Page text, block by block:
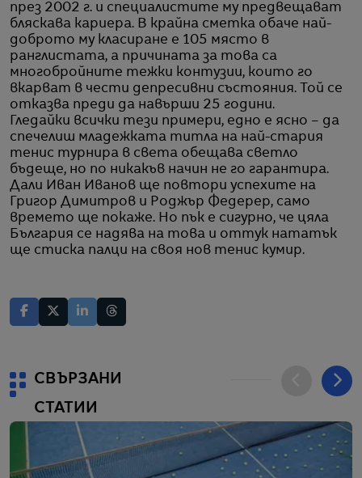
през 2002 г. и специалистите му предвещават
бляскава кариера. В крайна сметка обаче най-
доброто му класиране е 105 място в
ранглистата, а причината за това са
многобройните тежки контузии, които го
вкарват в чести депресивни състояния. Той се
отказва преди да навърши 25 години.
Гледайки всички тези примери, едно е ясно – да
спечелиш младежката титла на най-стария
тенис турнира в света обещава светло
бъдеще, но по никакъв начин не го гарантира.
Дали Иван Иванов ще повтори успехите на
Григор Димитров и Роджър Федерер, само
времето ще покаже. Но пък е сигурно, че цяла
България се надява на това и оттук нататък
ще стиска палци на своя нов тенис кумир.
СВЪРЗАНИ
СТАТИИ